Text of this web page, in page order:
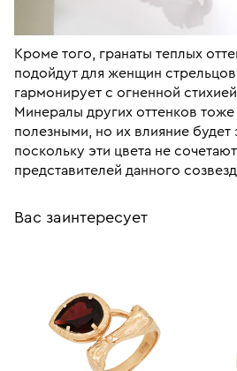
Кроме того, гранаты теплых
подойдут для женщин стрельцов
гармонирует с огненной
Минералы других оттенков
полезными, но их влияние будет
поскольку эти цвета не
представителей данного
Вас заинтересует